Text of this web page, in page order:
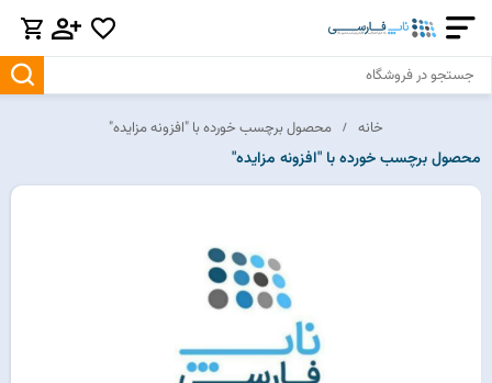
خانه محصول برچسب خورده با "افزونه مزایده"
محصول برچسب خورده با "افزونه مزایده"